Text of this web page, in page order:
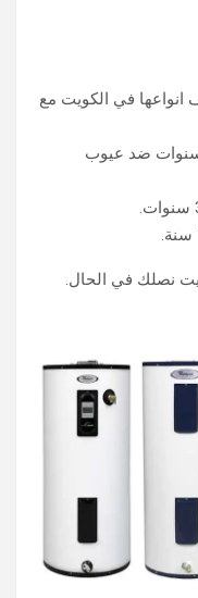
انواعها في الكويت مع
الخزف السعودي كفالة 5 سنوات ضد عيوب
نصلك في الحال.